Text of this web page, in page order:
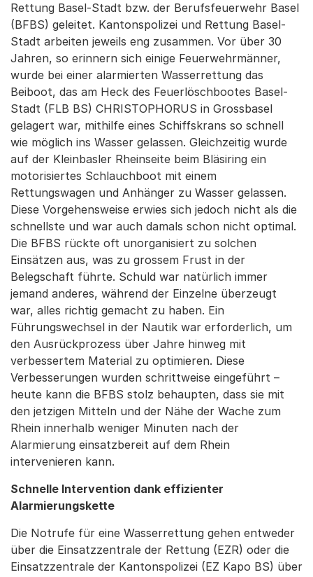
Rettung Basel-Stadt bzw. der Berufsfeuerwehr Basel
(BFBS) geleitet. Kantonspolizei und Rettung Basel-
Stadt arbeiten jeweils eng zusammen. Vor über 30
Jahren, so erinnern sich einige Feuerwehrmänner,
wurde bei einer alarmierten Wasserrettung das
Beiboot, das am Heck des Feuerlöschbootes Basel-
Stadt (FLB BS) CHRISTOPHORUS in Grossbasel
gelagert war, mithilfe eines Schiffskrans so schnell
wie möglich ins Wasser gelassen. Gleichzeitig wurde
auf der Kleinbasler Rheinseite beim Bläsiring ein
motorisiertes Schlauchboot mit einem
Rettungswagen und Anhänger zu Wasser gelassen.
Diese Vorgehensweise erwies sich jedoch nicht als die
schnellste und war auch damals schon nicht optimal.
Die BFBS rückte oft unorganisiert zu solchen
Einsätzen aus, was zu grossem Frust in der
Belegschaft führte. Schuld war natürlich immer
jemand anderes, während der Einzelne überzeugt
war, alles richtig gemacht zu haben. Ein
Führungswechsel in der Nautik war erforderlich, um
den Ausrückprozess über Jahre hinweg mit
verbessertem Material zu optimieren. Diese
Verbesserungen wurden schrittweise eingeführt –
heute kann die BFBS stolz behaupten, dass sie mit
den jetzigen Mitteln und der Nähe der Wache zum
Rhein innerhalb weniger Minuten nach der
Alarmierung einsatzbereit auf dem Rhein
intervenieren kann.
Schnelle Intervention dank effizienter
Alarmierungskette
Die Notrufe für eine Wasserrettung gehen entweder
über die Einsatzzentrale der Rettung (EZR) oder die
Einsatzzentrale der Kantonspolizei (EZ Kapo BS) über